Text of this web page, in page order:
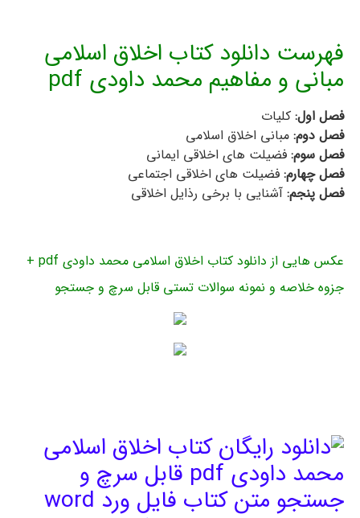
فهرست دانلود کتاب اخلاق اسلامی
مبانی و مفاهیم محمد داودی pdf
فصل اول: کلیات
فصل دوم: مبانی اخلاق اسلامی
فصل سوم: فضیلت های اخلاقی ایمانی
فصل چهارم: فضیلت های اخلاقی اجتماعی
فصل پنجم: آشنایی با برخی رذایل اخلاقی
عکس هایی از دانلود کتاب اخلاق اسلامی محمد داودی pdf +
جزوه خلاصه و نمونه سوالات تستی قابل سرچ و جستجو